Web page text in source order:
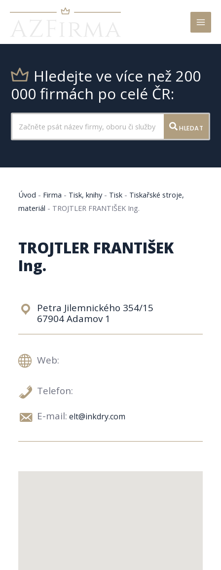
Hledejte ve více než 200
000 firmách po celé ČR:
HLEDAT
Úvod - Firma - Tisk, knihy- Tisk - Tiskařské stroje,
materiál - TROJTLER FRANTIŠEK Ing.
TROJTLER FRANTIŠEK
Ing.
Petra Jilemnického 354/15
67904 Adamov 1
Web:
Telefon:
E-mail: elt@inkdry.com